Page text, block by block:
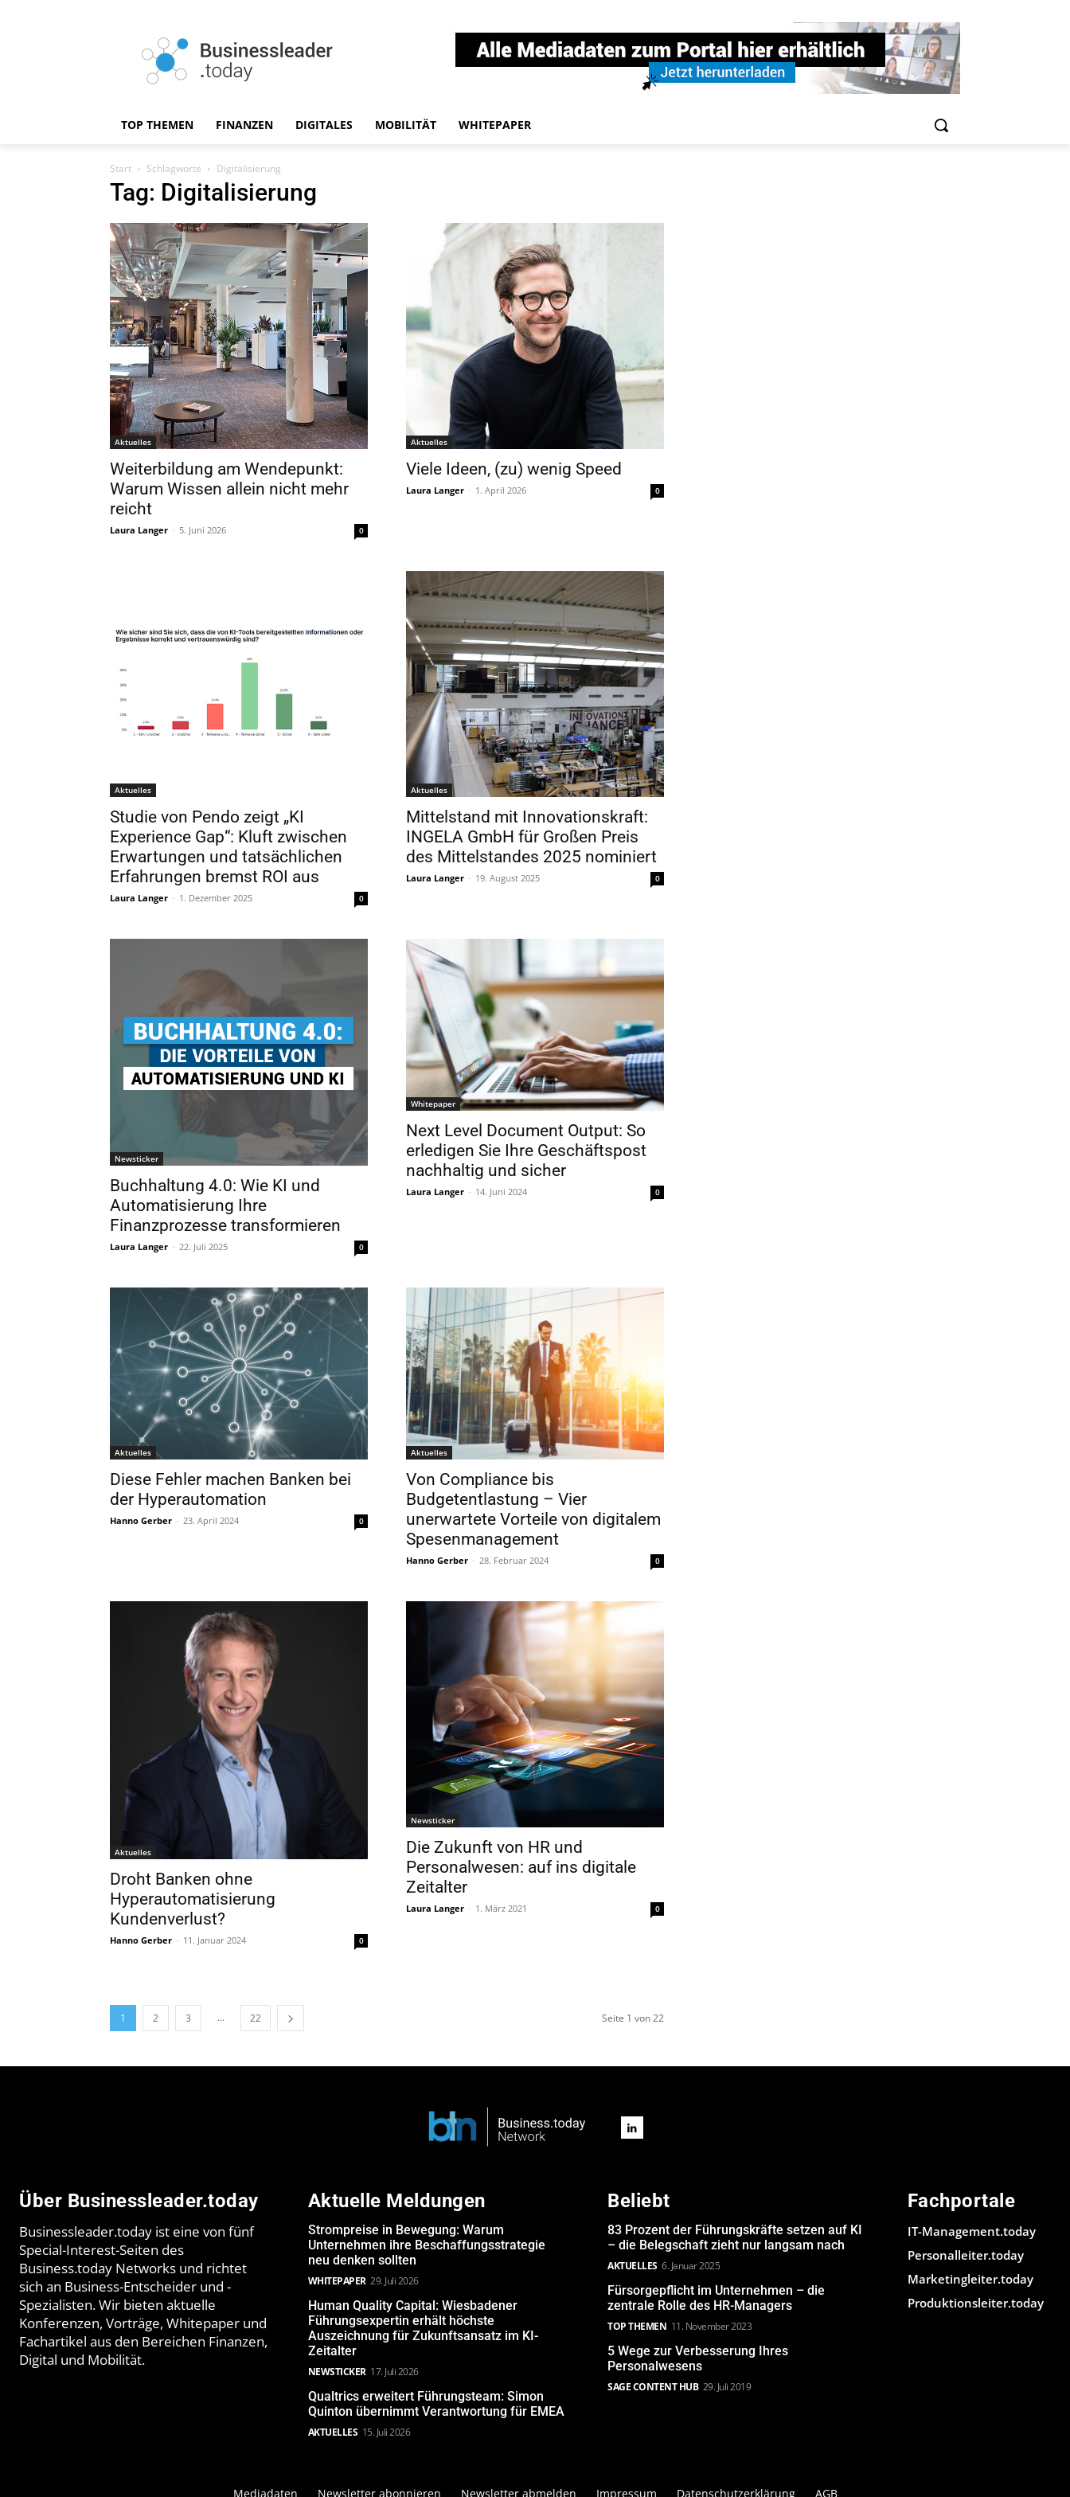
TOP THEMEN FINANZEN DIGITALES MOBILITÄT WHITEPAPER
Start Schlagworte Digitalisierung
Tag: Digitalisierung
Aktuelles
Weiterbildung am Wendepunkt:
Warum Wissen allein nicht mehr
reicht
Laura Langer - 5. Juni 2026 0
Aktuelles
Viele Ideen, (zu) wenig Speed
Laura Langer - 1. April 2026 0
Aktuelles
Studie von Pendo zeigt „KI
Experience Gap“: Kluft zwischen
Erwartungen und tatsächlichen
Erfahrungen bremst ROI aus
Laura Langer - 1. Dezember 2025 0
Aktuelles
Mittelstand mit Innovationskraft:
INGELA GmbH für Großen Preis
des Mittelstandes 2025 nominiert
Laura Langer - 19. August 2025 0
Newsticker
Buchhaltung 4.0: Wie KI und
Automatisierung Ihre
Finanzprozesse transformieren
Laura Langer - 22. Juli 2025 0
Whitepaper
Next Level Document Output: So
erledigen Sie Ihre Geschäftspost
nachhaltig und sicher
Laura Langer - 14. Juni 2024 0
Aktuelles
Diese Fehler machen Banken bei
der Hyperautomation
Hanno Gerber - 23. April 2024 0
Aktuelles
Von Compliance bis
Budgetentlastung – Vier
unerwartete Vorteile von digitalem
Spesenmanagement
Hanno Gerber - 28. Februar 2024 0
Aktuelles
Droht Banken ohne
Hyperautomatisierung
Kundenverlust?
Hanno Gerber - 11. Januar 2024 0
Newsticker
Die Zukunft von HR und
Personalwesen: auf ins digitale
Zeitalter
Laura Langer - 1. März 2021 0
1 2 3 ... 22 Seite 1 von 22
Über Businessleader.today
Businessleader.today ist eine von fünf
Special-Interest-Seiten des
Business.today Networks und richtet
sich an Business-Entscheider und -
Spezialisten. Wir bieten aktuelle
Konferenzen, Vorträge, Whitepaper und
Fachartikel aus den Bereichen Finanzen,
Digital und Mobilität.
Aktuelle Meldungen
Strompreise in Bewegung: Warum
Unternehmen ihre Beschaffungsstrategie
neu denken sollten
WHITEPAPER 29. Juli 2026
Human Quality Capital: Wiesbadener
Führungsexpertin erhält höchste
Auszeichnung für Zukunftsansatz im KI-
Zeitalter
NEWSTICKER 17. Juli 2026
Qualtrics erweitert Führungsteam: Simon
Quinton übernimmt Verantwortung für EMEA
AKTUELLES 15. Juli 2026
Beliebt
83 Prozent der Führungskräfte setzen auf KI
– die Belegschaft zieht nur langsam nach
AKTUELLES 6. Januar 2025
Fürsorgepflicht im Unternehmen – die
zentrale Rolle des HR-Managers
TOP THEMEN 11. November 2023
5 Wege zur Verbesserung Ihres
Personalwesens
SAGE CONTENT HUB 29. Juli 2019
Fachportale
IT-Management.today
Personalleiter.today
Marketingleiter.today
Produktionsleiter.today
Mediadaten Newsletter abonnieren Newsletter abmelden Impressum Datenschutzerklärung AGB